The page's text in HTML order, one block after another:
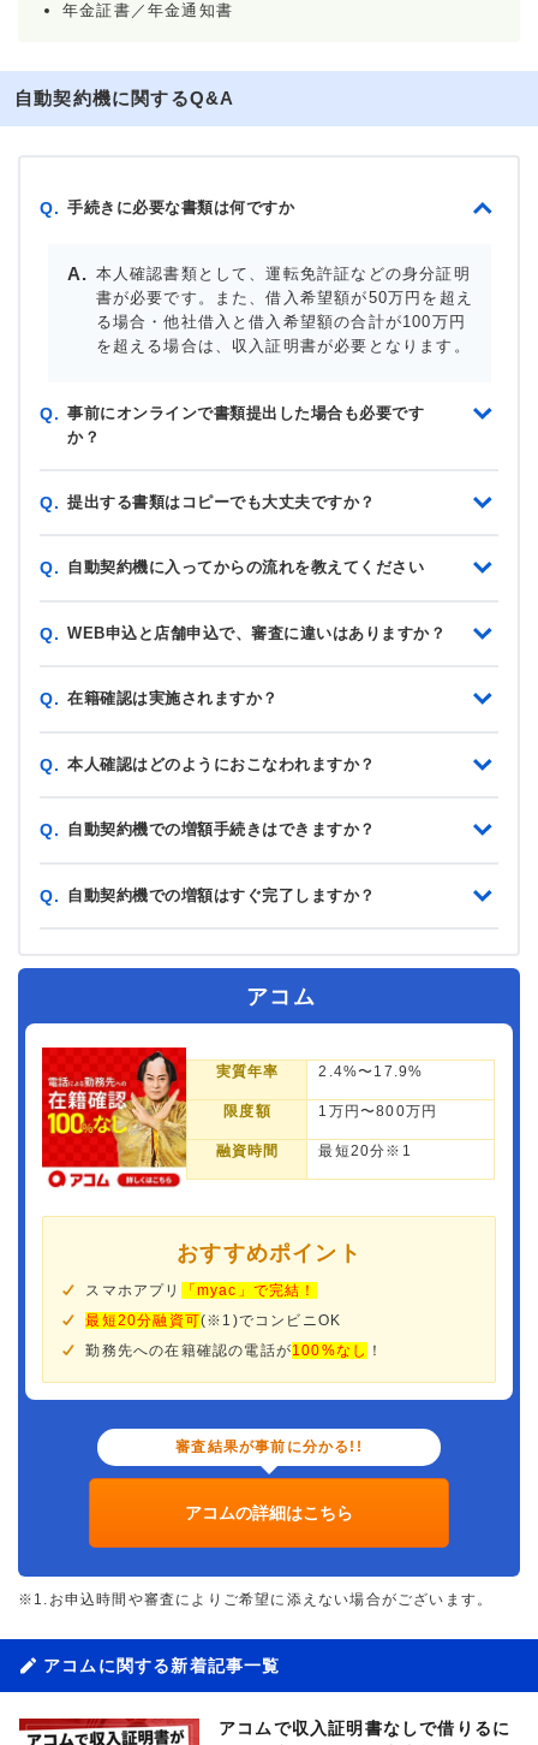
年金証書／年金通知書
自動契約機に関するQ&A
Q. 手続きに必要な書類は何ですか
本人確認書類として、運転免許証などの身分証明
書が必要です。また、借入希望額が50万円を超え
る場合・他社借入と借入希望額の合計が100万円
を超える場合は、収入証明書が必要となります。
Q. 事前にオンラインで書類提出した場合も必要です
か？
Q. 提出する書類はコピーでも大丈夫ですか？
Q. 自動契約機に入ってからの流れを教えてください
Q. WEB申込と店舗申込で、審査に違いはありますか？
Q. 在籍確認は実施されますか？
Q. 本人確認はどのようにおこなわれますか？
Q. 自動契約機での増額手続きはできますか？
Q. 自動契約機での増額はすぐ完了しますか？
アコム
実質年率 2.4%〜17.9%
限度額 1万円〜800万円
融資時間 最短20分※1
おすすめポイント
スマホアプリ
「myac」で完結！
最短20分融資可(※1)でコンビニOK
勤務先への在籍確認の電話が100%なし ！
審査結果が事前に分かる!!
アコムの詳細はこちら
※1.お申込時間や審査によりご希望に添えない場合がございます。
アコムに関する新着記事一覧
アコムで収入証明書なしで借りるに